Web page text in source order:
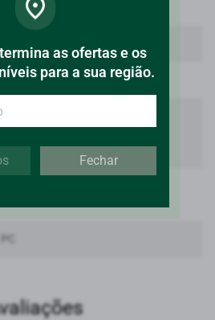
as ofertas e os
para a sua região.
Fechar
Deca
Liga de Cobre (bronze e
Engenharia,Elastômeros